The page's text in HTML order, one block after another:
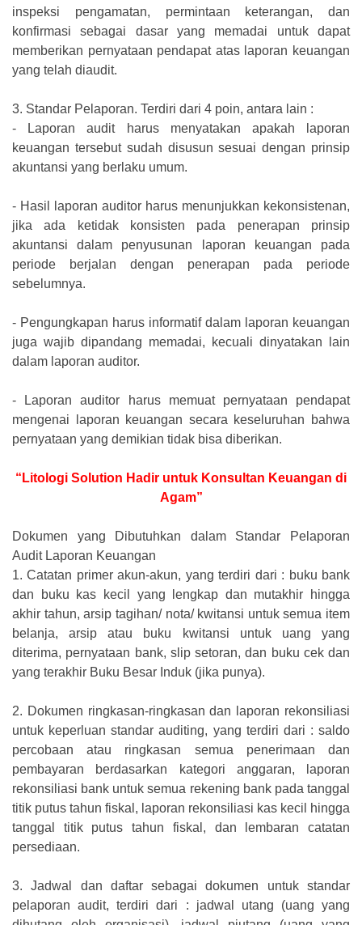
inspeksi pengamatan, permintaan keterangan, dan
konfirmasi sebagai dasar yang memadai untuk dapat
memberikan pernyataan pendapat atas laporan keuangan
yang telah diaudit.
3. Standar Pelaporan. Terdiri dari 4 poin, antara lain :
-
Laporan audit harus menyatakan apakah laporan
keuangan tersebut sudah disusun sesuai dengan prinsip
akuntansi yang berlaku umum.
- Hasil laporan auditor harus menunjukkan kekonsistenan,
jika ada ketidak konsisten pada penerapan prinsip
akuntansi dalam penyusunan laporan keuangan pada
periode berjalan dengan penerapan pada periode
sebelumnya.
- Pengungkapan harus informatif dalam laporan keuangan
juga wajib dipandang memadai, kecuali dinyatakan lain
dalam laporan auditor.
-
Laporan auditor harus memuat pernyataan pendapat
mengenai laporan keuangan secara keseluruhan bahwa
pernyataan yang demikian tidak bisa diberikan.
“Litologi Solution Hadir untuk Konsultan Keuangan di
Agam”
Dokumen yang Dibutuhkan dalam Standar Pelaporan
Audit Laporan Keuangan
1. Catatan primer akun-akun, yang terdiri dari : buku bank
dan buku kas kecil yang lengkap dan mutakhir hingga
akhir tahun, arsip tagihan/ nota/ kwitansi untuk semua item
belanja, arsip atau buku kwitansi untuk uang yang
diterima, pernyataan bank, slip setoran, dan buku cek dan
yang terakhir Buku Besar Induk (jika punya).
2. Dokumen ringkasan-ringkasan dan laporan rekonsiliasi
untuk keperluan standar auditing, yang terdiri dari : saldo
percobaan atau ringkasan semua penerimaan dan
pembayaran berdasarkan kategori anggaran, laporan
rekonsiliasi bank untuk semua rekening bank pada tanggal
titik putus tahun fiskal, laporan rekonsiliasi kas kecil hingga
tanggal titik putus tahun fiskal, dan lembaran catatan
persediaan.
3.
Jadwal dan daftar sebagai dokumen untuk standar
pelaporan audit, terdiri dari : jadwal utang (uang yang